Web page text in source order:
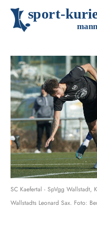
sport-kuri
man
SC Kaefertal - SpVgg Wallstadt,
Wallstadts Leonard Sax. Foto: